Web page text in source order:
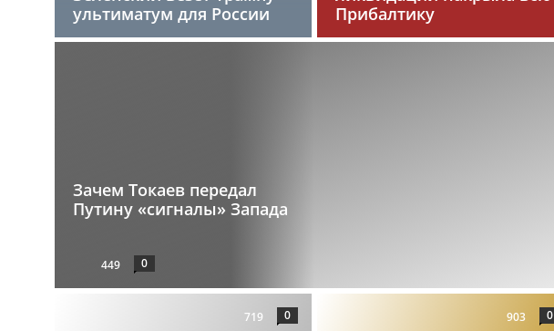
ультиматум для России
Прибалтику
Зачем Токаев передал
Путину «сигналы» Запада
449 0
719 0 903 0